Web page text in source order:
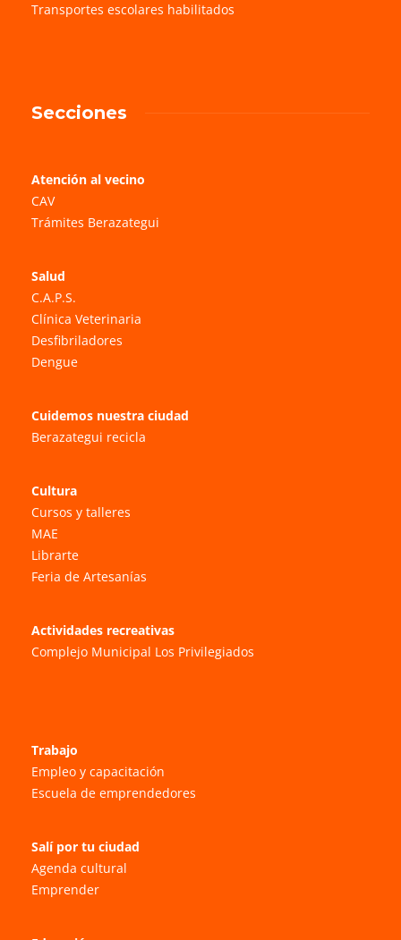
Transportes escolares habilitados
Secciones
Atención al vecino
CAV
Trámites Berazategui
Salud
C.A.P.S.
Clínica Veterinaria
Desfibriladores
Dengue
Cuidemos nuestra ciudad
Berazategui recicla
Cultura
Cursos y talleres
MAE
Librarte
Feria de Artesanías
Actividades recreativas
Complejo Municipal Los Privilegiados
Trabajo
Empleo y capacitación
Escuela de emprendedores
Salí por tu ciudad
Agenda cultural
Emprender